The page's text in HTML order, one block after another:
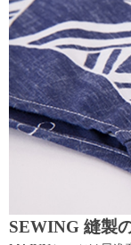
SEWING 縫製